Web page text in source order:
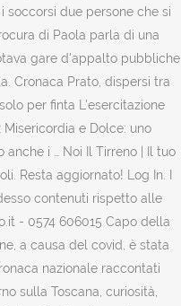
soccorsi due persone che si
di Paola parla di una
gare d'appalto pubbliche
Cronaca Prato, dispersi tra
per finta L'esercitazione
e Dolce: uno
i … Noi Il Tirreno | Il tuo
Resta aggiornato! Log In. I
contenuti rispetto alle
- 0574 606015 Capo della
a causa del covid, è stata
nazionale raccontati
sulla Toscana, curiosità,